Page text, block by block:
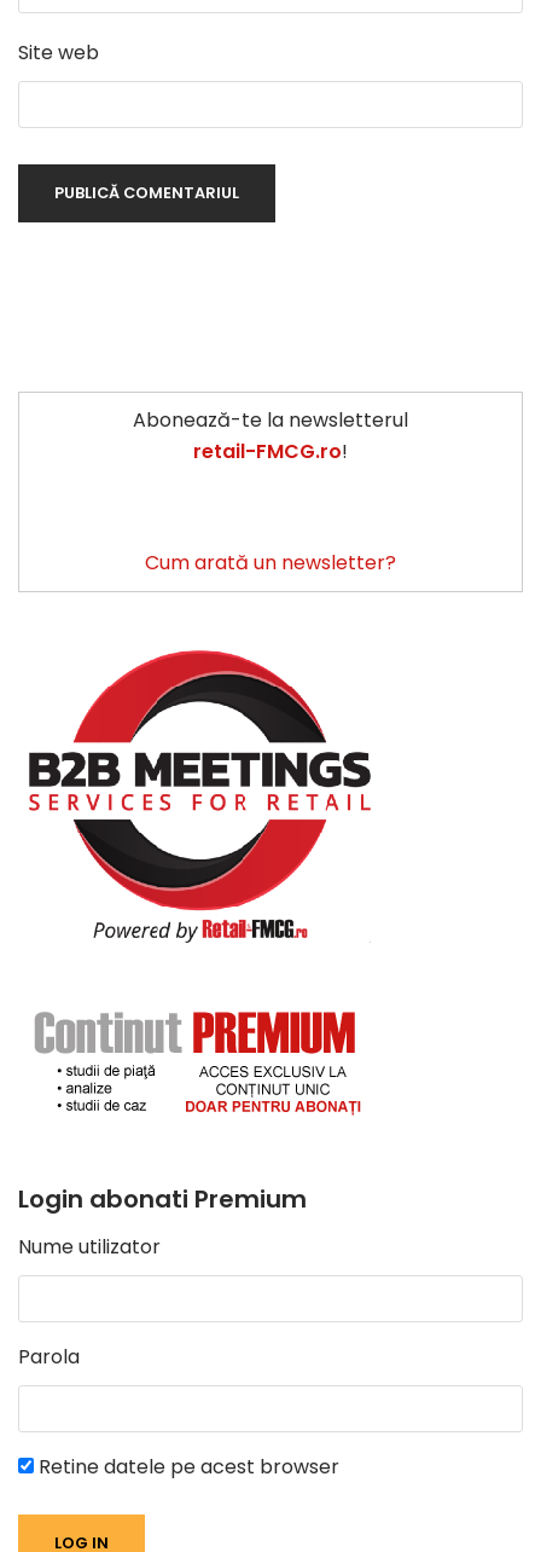
Site web
Abonează-te la newsletterul
retail-FMCG.ro!
Cum arată un newsletter?
Login abonati Premium
Nume utilizator
Parola
Retine datele pe acest browser